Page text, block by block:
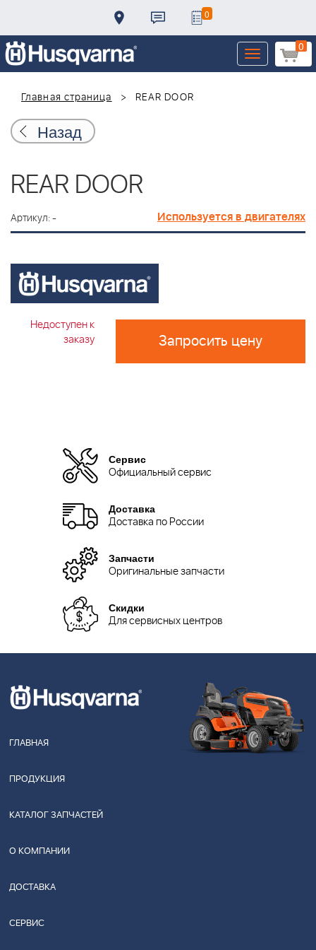
0
0
Toggle
navigation
Главная страница
REAR DOOR
Назад
REAR DOOR
Артикул: - Используется в двигателях
Недоступен к
заказу
Запросить цену
Сервис
Официальный сервис
Доставка
Доставка по России
Запчасти
Оригинальные запчасти
Скидки
Для сервисных центров
ГЛАВНАЯ
ПРОДУКЦИЯ
КАТАЛОГ ЗАПЧАСТЕЙ
О КОМПАНИИ
ДОСТАВКА
СЕРВИС